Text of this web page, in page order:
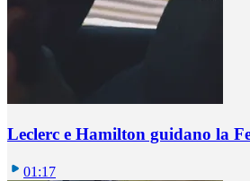
Leclerc e Hamilton guidano la
01:17